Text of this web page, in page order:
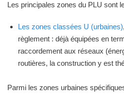
Les principales zones du PLU sont
Les zones classées U (urbaines)
règlement : déjà équipées en
raccordement aux réseaux
routières, la construction y est
Parmi les zones urbaines